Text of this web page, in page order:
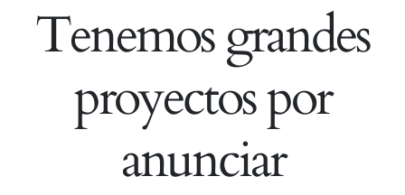
Tenemos grandes
proyectos por
anunciar